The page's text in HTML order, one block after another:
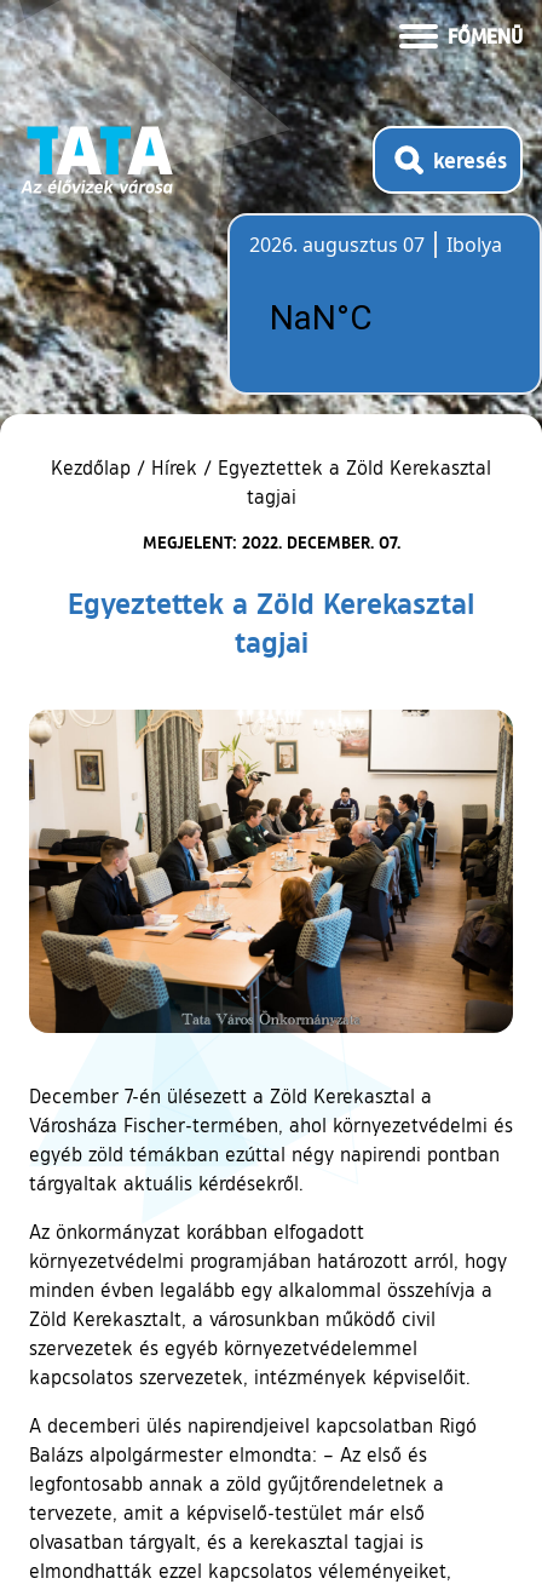
FŐMENÜ
keresés
2026. augusztus 07
Ibolya
Kezdőlap / Hírek / Egyeztettek a Zöld Kerekasztal
tagjai
MEGJELENT: 2022. DECEMBER. 07.
Egyeztettek a Zöld Kerekasztal
tagjai
December 7-én ülésezett a Zöld Kerekasztal a
Városháza Fischer-termében, ahol környezetvédelmi és
egyéb zöld témákban ezúttal négy napirendi pontban
tárgyaltak aktuális kérdésekről.
Az önkormányzat korábban elfogadott
környezetvédelmi programjában határozott arról, hogy
minden évben legalább egy alkalommal összehívja a
Zöld Kerekasztalt, a városunkban működő civil
szervezetek és egyéb környezetvédelemmel
kapcsolatos szervezetek, intézmények képviselőit.
A decemberi ülés napirendjeivel kapcsolatban Rigó
Balázs alpolgármester elmondta: – Az első és
legfontosabb annak a zöld gyűjtőrendeletnek a
tervezete, amit a képviselő-testület már első
olvasatban tárgyalt, és a kerekasztal tagjai is
elmondhatták ezzel kapcsolatos véleményeiket,